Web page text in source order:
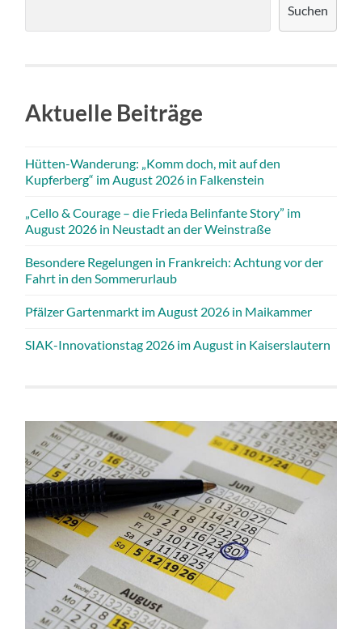
Suchen
Aktuelle Beiträge
Hütten-Wanderung: „Komm doch, mit auf den
Kupferberg“ im August 2026 in Falkenstein
„Cello & Courage – die Frieda Belinfante Story” im
August 2026 in Neustadt an der Weinstraße
Besondere Regelungen in Frankreich: Achtung vor der
Fahrt in den Sommerurlaub
Pfälzer Gartenmarkt im August 2026 in Maikammer
SIAK-Innovationstag 2026 im August in Kaiserslautern